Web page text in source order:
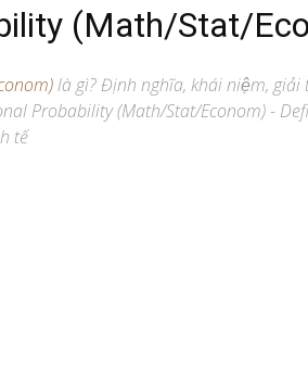
(Math/Stat/
là gì? Định nghĩa, khái niệm, giải
Probability (Math/Stat/Econom) -
tế